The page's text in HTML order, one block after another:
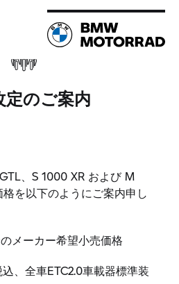
定のご案内
、S 1000 XR および M
を以下のようにご案内申し
メーカー希望小売価格
、全車ETC2.0車載器標準装